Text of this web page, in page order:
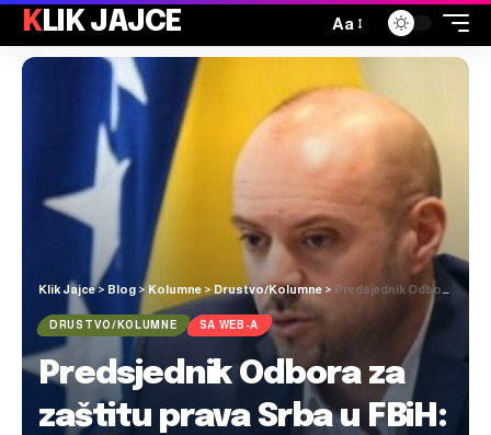
KLIK JAJCE Aa
Klik Jajce> Blog > Kolumne > Drustvo/Kolumne > Predsjednik Odbora za zaštitu prava Srba u FBiH: Bošnjaci žele državu bez Srba i Hrvata
DRUSTVO/KOLUMNE SA WEB-A
Predsjednik Odbora za
zaštitu prava Srba u FBiH: